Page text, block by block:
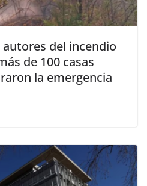
del incendio
de 100 casas
la emergencia